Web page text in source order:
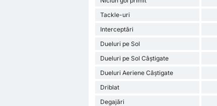
Tackle-uri
Interceptări
Dueluri pe Sol
Dueluri pe Sol Câștigate
Dueluri Aeriene Câștigate
Driblat
Degajări